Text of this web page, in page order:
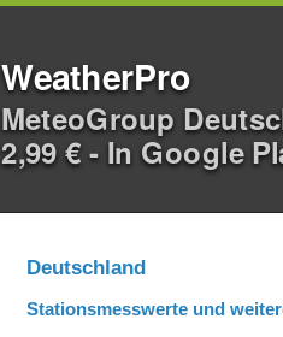
WeatherPro
MeteoGroup
2,99 € - In Google
Deutschland
Stationsmesswerte und